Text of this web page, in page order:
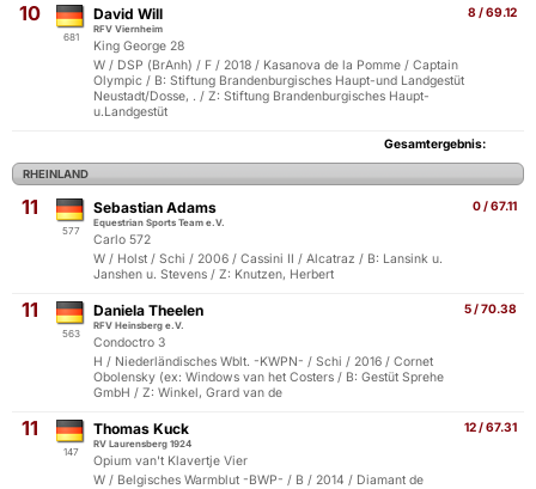
10
681
8 / 69.12
David Will
RFV Viernheim
King George 28
W / DSP (BrAnh) / F / 2018 / Kasanova de la Pomme / Captain
Olympic / B: Stiftung Brandenburgisches Haupt-und Landgestüt
Neustadt/Dosse, . / Z: Stiftung Brandenburgisches Haupt-
u.Landgestüt
Gesamtergebnis:
RHEINLAND
11
577
0 / 67.11
Sebastian Adams
Equestrian Sports Team e.V.
Carlo 572
W / Holst / Schi / 2006 / Cassini II / Alcatraz / B: Lansink u.
Janshen u. Stevens / Z: Knutzen, Herbert
11
563
5 / 70.38
Daniela Theelen
RFV Heinsberg e.V.
Condoctro 3
H / Niederländisches Wblt. -KWPN- / Schi / 2016 / Cornet
Obolensky (ex: Windows van het Costers / B: Gestüt Sprehe
GmbH / Z: Winkel, Grard van de
11
147
12 / 67.31
Thomas Kuck
RV Laurensberg 1924
Opium van't Klavertje Vier
W / Belgisches Warmblut -BWP- / B / 2014 / Diamant de